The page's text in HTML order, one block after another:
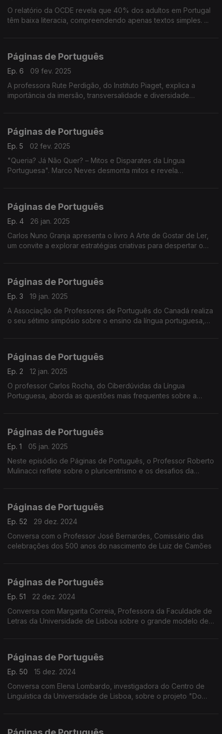
O relatório da OCDE revela que 40% dos adultos em Portugal
têm baixa literacia, compreendendo apenas textos simples. ...
Páginas de Português
Ep. 6
09 fev. 2025
A professora Rute Perdigão, do Instituto Piaget, explica a
importância da imersão, transversalidade e diversidade
Páginas de Português
Ep. 5
02 fev. 2025
"Queria? Já Não Quer? – Mitos e Disparates da Língua
Portuguesa". Marco Neves desmonta mitos e revela
Páginas de Português
Ep. 4
26 jan. 2025
Carlos Nuno Granja apresenta o livro A Arte de Gostar de Ler,
um convite a explorar estratégias criativas para despertar o
Páginas de Português
Ep. 3
19 jan. 2025
A Associação de Professores de Português do Canadá realiza
o seu sétimo simpósio sobre o ensino da língua portuguesa,
Páginas de Português
Ep. 2
12 jan. 2025
O professor Carlos Rocha, do Ciberdúvidas da Língua
Portuguesa, aborda as questões mais frequentes sobre a
Páginas de Português
Ep. 1
05 jan. 2025
Neste episódio de Páginas de Português, o Professor Roberto
Mulinacci reflete sobre o pluricentrismo e os desafios da
Páginas de Português
Ep. 52
29 dez. 2024
Conversa com o Professor José Bernardes, Comissário das
celebrações dos 500 anos do nascimento de Luiz de Camões
Páginas de Português
Ep. 51
22 dez. 2024
Conversa com Margarita Correia, Professora da Faculdade de
Letras da Universidade de Lisboa sobre o grande modelo de
Páginas de Português
Ep. 50
15 dez. 2024
Conversa com Elena Lombardo, investigadora do Centro de
Linguística da Universidade de Lisboa, sobre o projeto "Do